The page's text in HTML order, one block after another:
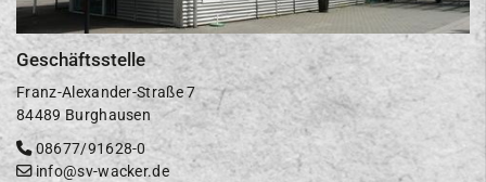
Geschäftsstelle
Franz-Alexander-Straße 7
84489 Burghausen
08677/91628-0
info@sv-wacker.de